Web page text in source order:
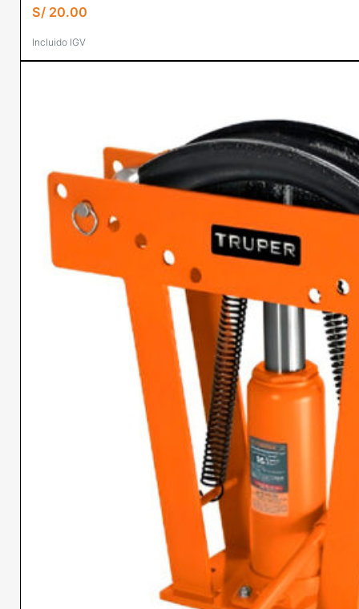
S/20.00
Incluido IGV